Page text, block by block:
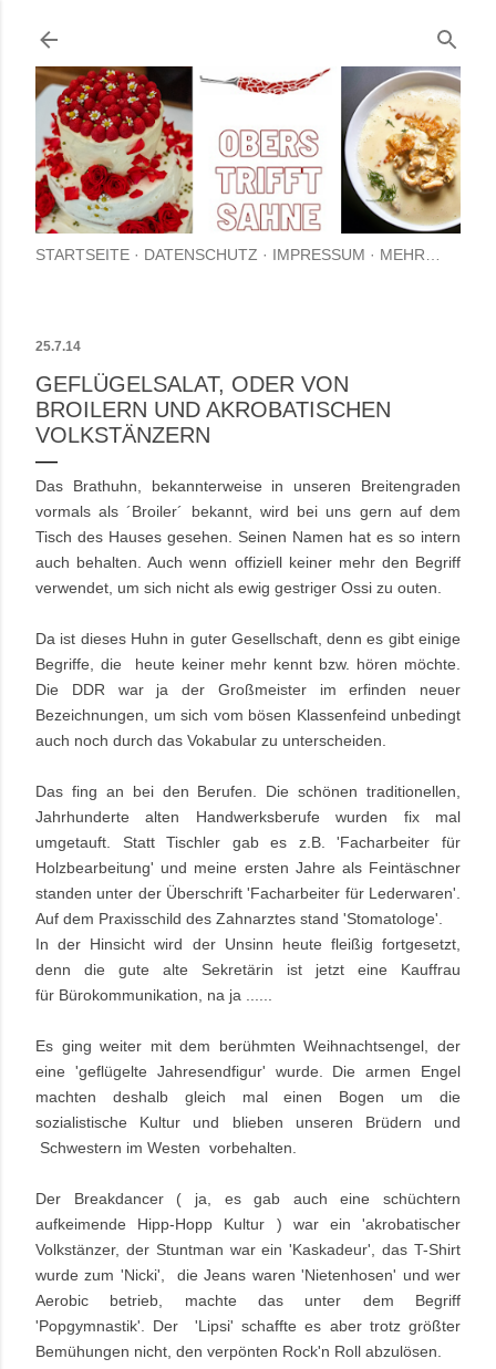
STARTSEITE DATENSCHUTZ IMPRESSUM MEHR…
25.7.14
GEFLÜGELSALAT, ODER VON
BROILERN UND AKROBATISCHEN
VOLKSTÄNZERN
Das Brathuhn, bekannterweise in unseren Breitengraden
vormals als ´Broiler´ bekannt, wird bei uns gern auf dem
Tisch des Hauses gesehen. Seinen Namen hat es so intern
auch behalten. Auch wenn offiziell keiner mehr den Begriff
verwendet, um sich nicht als ewig gestriger Ossi zu outen.
Da ist dieses Huhn in guter Gesellschaft, denn es gibt einige
Begriffe, die heute keiner mehr kennt bzw. hören möchte.
Die DDR war ja der Großmeister im erfinden neuer
Bezeichnungen, um sich vom bösen Klassenfeind unbedingt
auch noch durch das Vokabular zu unterscheiden.
Das fing an bei den Berufen. Die schönen traditionellen,
Jahrhunderte alten Handwerksberufe wurden fix mal
umgetauft. Statt Tischler gab es z.B. 'Facharbeiter für
Holzbearbeitung' und meine ersten Jahre als Feintäschner
standen unter der Überschrift 'Facharbeiter für Lederwaren'.
Auf dem Praxisschild des Zahnarztes stand 'Stomatologe'.
In der Hinsicht wird der Unsinn heute fleißig fortgesetzt,
denn die gute alte Sekretärin ist jetzt eine Kauffrau
für Bürokommunikation, na ja ......
Es ging weiter mit dem berühmten Weihnachtsengel, der
eine 'geflügelte Jahresendfigur' wurde. Die armen Engel
machten deshalb gleich mal einen Bogen um die
sozialistische Kultur und blieben unseren Brüdern und
Schwestern im Westen vorbehalten.
Der Breakdancer ( ja, es gab auch eine schüchtern
aufkeimende Hipp-Hopp Kultur ) war ein 'akrobatischer
Volkstänzer, der Stuntman war ein 'Kaskadeur', das T-Shirt
wurde zum 'Nicki', die Jeans waren 'Nietenhosen' und wer
Aerobic betrieb, machte das unter dem Begriff
'Popgymnastik'. Der 'Lipsi' schaffte es aber trotz größter
Bemühungen nicht, den verpönten Rock'n Roll abzulösen.